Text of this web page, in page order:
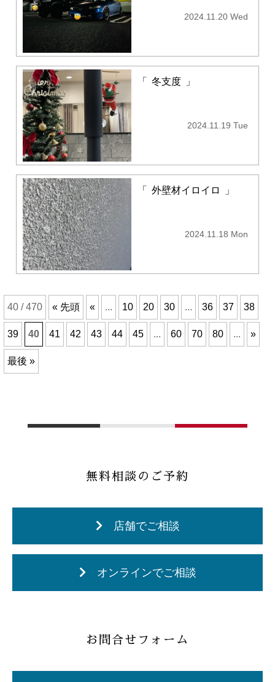
2024.11.20 Wed
「 冬支度 」
2024.11.19 Tue
「 外壁材イロイロ 」
2024.11.18 Mon
40 / 470 « 先頭 « ... 10 20 30 ... 36 37 38
39 40 41 42 43 44 45 ... 60 70 80 ... »
最後 »
無料相談のご予約
店舗でご相談
オンラインでご相談
お問合せフォーム